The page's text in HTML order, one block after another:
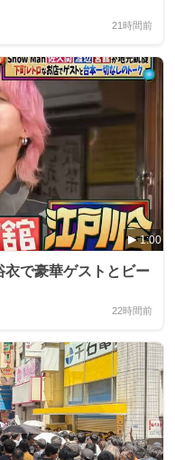
21時間前
1:00
衣で豪華ゲストとビー
22時間前